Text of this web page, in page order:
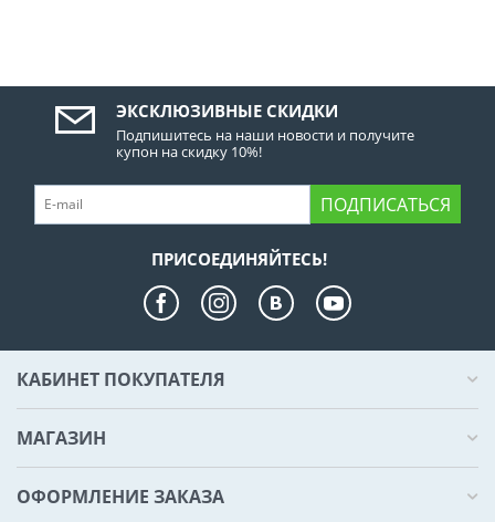
ЭКСКЛЮЗИВНЫЕ СКИДКИ
Подпишитесь на наши новости и получите
купон на скидку 10%!
ПОДПИСАТЬСЯ
ПРИСОЕДИНЯЙТЕСЬ!
КАБИНЕТ ПОКУПАТЕЛЯ
МАГАЗИН
ОФОРМЛЕНИЕ ЗАКАЗА